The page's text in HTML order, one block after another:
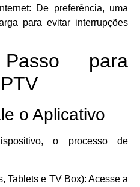
De preferência, uma
para evitar interrupções
para
o Aplicativo
o processo de
Tablets e TV Box): Acesse a